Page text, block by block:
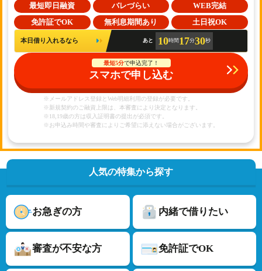
最短即日融資 バレづらい
WEB完結
免許証でOK
無利息期間あり 土日祝OK
本日借り入れるなら あと 10時間 17分30秒
最短5分で申込完了！
スマホで申し込む
※メールアドレス登録とWeb明細利用の登録が必要です。
※新規契約のご融資上限は、本審査により決定となります。
※18,19歳の方は収入証明書の提出が必須です。
※お申込み時間や審査によりご希望に添えない場合がございます。
人気の特集から探す
お急ぎの方 内緒で借りたい
審査が不安な方 免許証でOK